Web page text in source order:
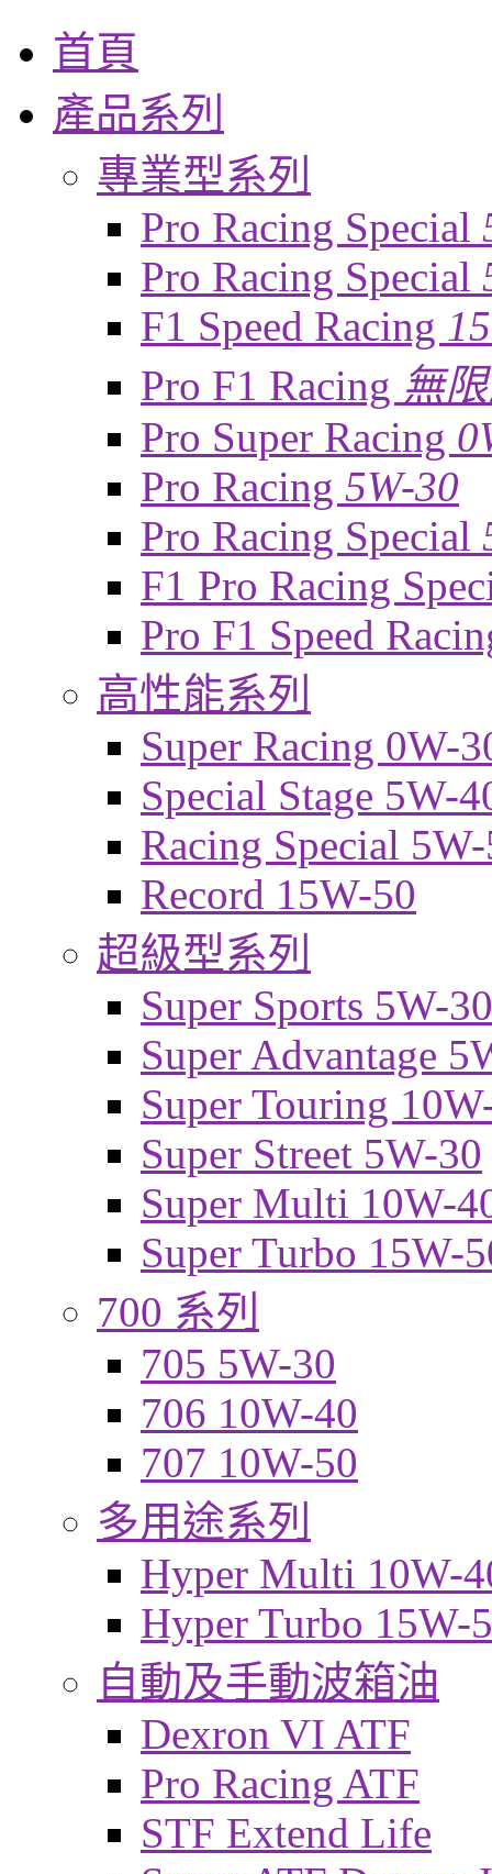
首頁
產品系列
專業型系列
Pro Racing Special
Pro Racing Special
F1 Speed Racing
Pro F1 Racing 無
Pro Super Racing
Pro Racing 5W-30
Pro Racing Special
F1 Pro Racing
Pro F1 Speed
高性能系列
Super Racing 0W-
Special Stage 5W-
Racing Special
Record 15W-50
超級型系列
Super Sports 5W-30
Super Advantage
Super Touring
Super Street 5W-30
Super Multi 10W-
Super Turbo 15W-
700 系列
705 5W-30
706 10W-40
707 10W-50
多用途系列
Hyper Multi 10W-
Hyper Turbo 15W-
自動及手動波箱油
Dexron VI ATF
Pro Racing ATF
STF Extend Life